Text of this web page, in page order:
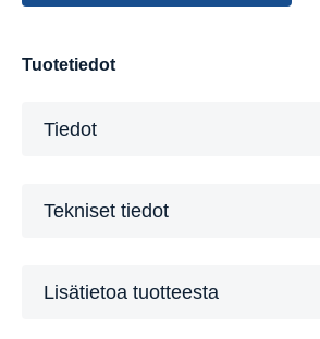
Tuotetiedot
Tiedot
Tekniset tiedot
Lisätietoa tuotteesta